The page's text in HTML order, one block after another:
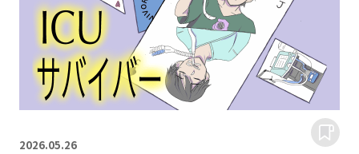
2026.05.26